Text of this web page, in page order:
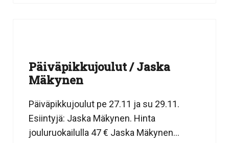
Päiväpikkujoulut / Jaska
Mäkynen
Päiväpikkujoulut pe 27.11 ja su 29.11.
Esiintyjä: Jaska Mäkynen. Hinta
jouluruokailulla 47 € Jaska Mäkynen...